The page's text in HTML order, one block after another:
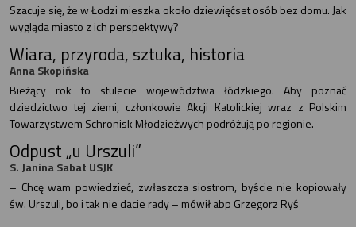
Szacuje się, że w Łodzi mieszka około dziewięćset osób bez domu. Jak
wygląda miasto z ich perspektywy?
Wiara, przyroda, sztuka, historia
Anna Skopińska
Bieżący rok to stulecie województwa łódzkiego. Aby poznać
dziedzictwo tej ziemi, członkowie Akcji Katolickiej wraz z Polskim
Towarzystwem Schronisk Młodzieżwych podróżują po regionie.
Odpust „u Urszuli”
S. Janina Sabat USJK
– Chcę wam powiedzieć, zwłaszcza siostrom, byście nie kopiowały
św. Urszuli, bo i tak nie dacie rady – mówił abp Grzegorz Ryś